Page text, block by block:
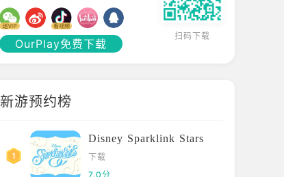
OurPlay免费下载
扫码下载
新游预约榜
Disney Sparklink Stars
下载
7.0分